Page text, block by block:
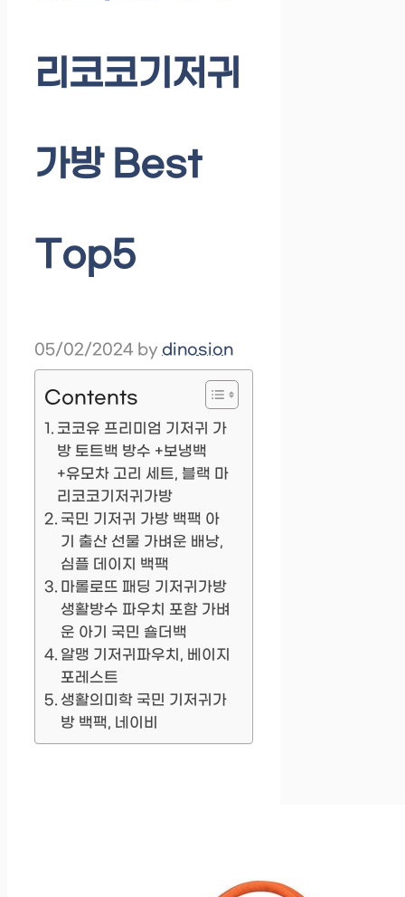
리코코기저귀
가방 Best
Top5
05/02/2024 by dinosion
Contents
코코유 프리미엄 기저귀 가
방 토트백 방수 +보냉백
+유모차 고리 세트, 블랙 마
리코코기저귀가방
국민 기저귀 가방 백팩 아
기 출산 선물 가벼운 배낭,
심플 데이지 백팩
마롤로뜨 패딩 기저귀가방
생활방수 파우치 포함 가벼
운 아기 국민 숄더백
알맹 기저귀파우치, 베이지
포레스트
생활의미학 국민 기저귀가
방 백팩, 네이비